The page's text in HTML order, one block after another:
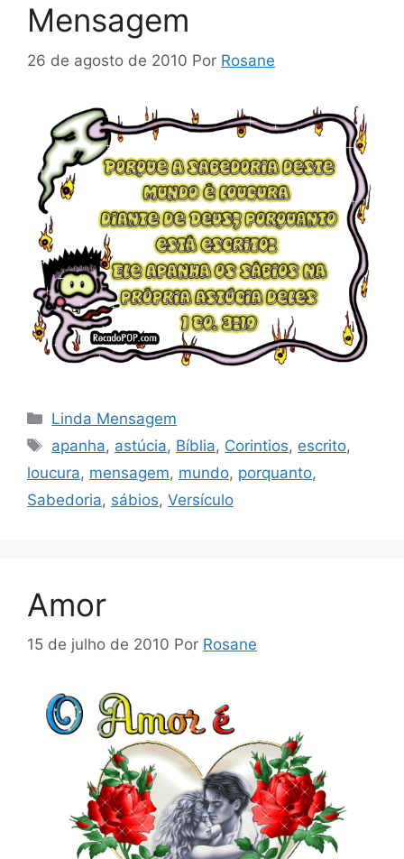
Mensagem
26 de agosto de 2010 Por Rosane
Categorias
Linda Mensagem
Tags
apanha, astúcia, Bíblia, Corintios, escrito,
loucura, mensagem, mundo, porquanto,
Sabedoria, sábios, Versículo
Amor
15 de julho de 2010 Por Rosane